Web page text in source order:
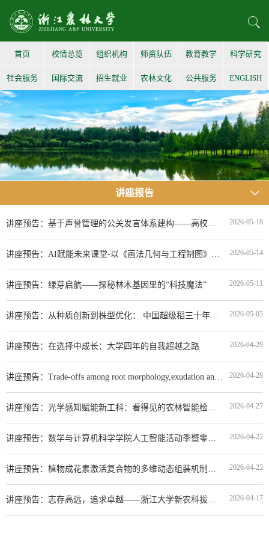
首页 校情总览 组织机构 师资队伍 教育教学 科学研究
社会服务 国际交流 招生就业 农林文化 公共服务 ENGLISH
讲座报告
2026-05-18
讲座预告：基于声誉管理的公关发言体系建构——高校新闻生产方法论大纲
2026-05-14
讲座预告：AI赋能未来课堂-以《画法几何与工程制图》为例
2026-05-11
讲座预告：绿芽启航——探秘林木基因里的“科技魔法”
2026-05-05
讲座预告：从种质创新到株型优化： 中国超级稻三十年育种实践与启示
2026-04-29
讲座预告：在选择中成长：大学四年的自我超越之路
2026-04-28
讲座预告：Trade-offs among root morphology,exudation and mycorrhizal symbioses: is there a root economics spectrum?
2026-04-27
讲座预告：光学感知赋能新工科：看得见的农林智能检测技术
2026-04-22
讲座预告：数学与计算机科学学院人工智能活动季暨零壹讲坛(第22讲)
2026-04-22
讲座预告：植物成花素激活复合物的多维动态组装机制研究
2026-04-17
讲座预告：志存高远，追求卓越——浙江大学新农科拔尖创新人才培养体系探索